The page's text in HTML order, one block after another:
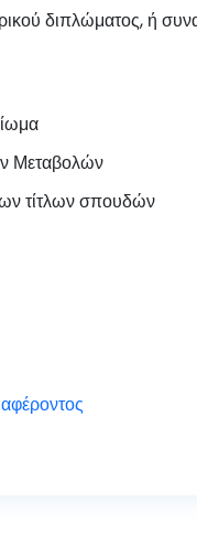
διπλώματος, ή
Μεταβολών
τίτλων σπουδών